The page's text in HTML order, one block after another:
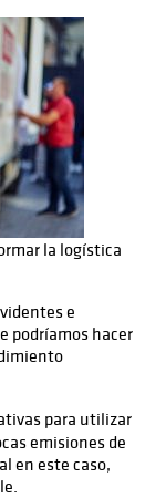
la logística
e
podríamos hacer
para utilizar
emisiones de
en este caso,